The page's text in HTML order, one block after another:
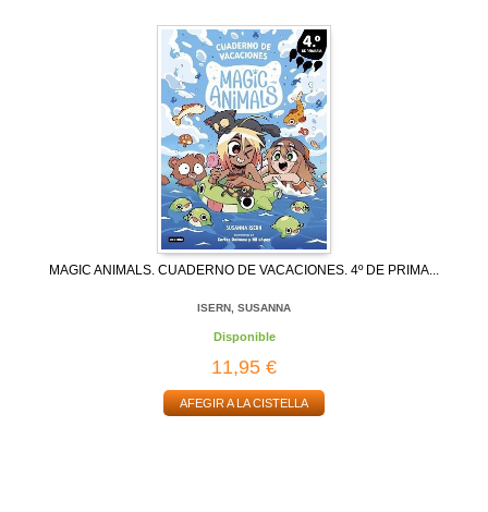
MAGIC ANIMALS. CUADERNO DE VACACIONES. 4º DE PRIMA...
ISERN, SUSANNA
Disponible
11,95 €
AFEGIR A LA CISTELLA